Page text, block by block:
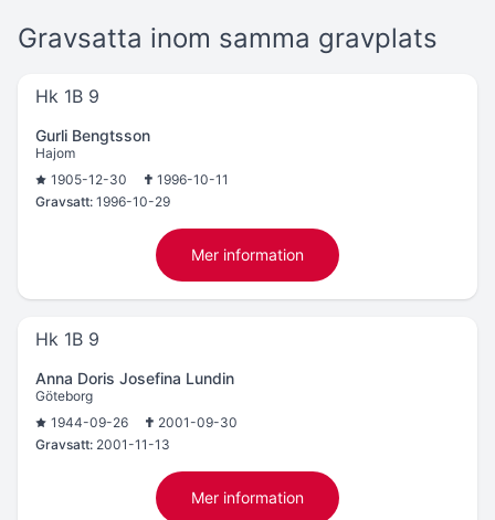
Gravsatta inom samma gravplats
Hk 1B 9
Gurli Bengtsson
Hajom
1905-12-30
1996-10-11
Gravsatt: 1996-10-29
Mer information
Hk 1B 9
Anna Doris Josefina Lundin
Göteborg
1944-09-26
2001-09-30
Gravsatt: 2001-11-13
Mer information